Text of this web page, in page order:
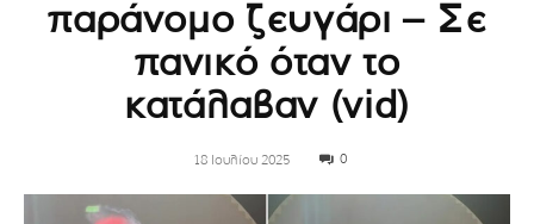
παράνομο ζευγάρι – Σε
πανικό όταν το
κατάλαβαν (vid)
18 Ιουλίου 2025 0